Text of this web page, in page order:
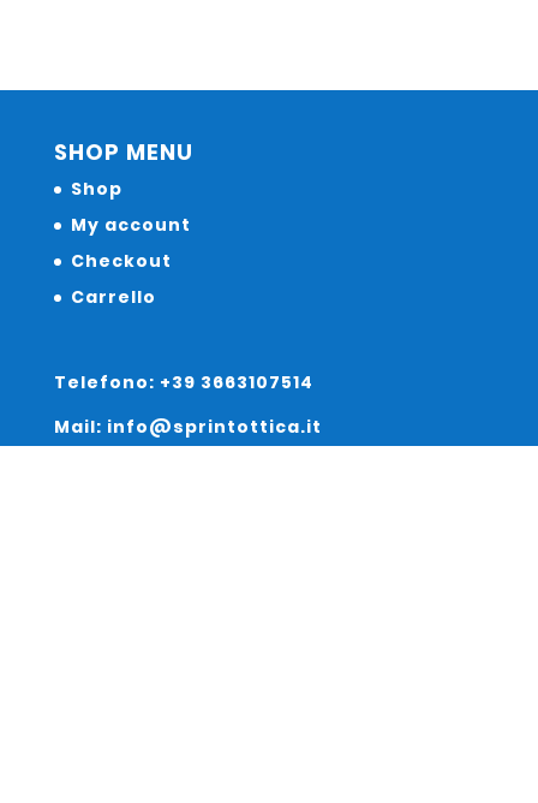
SHOP MENU
Shop
My account
Checkout
Carrello
Telefono: +39 3663107514
Mail: info@sprintottica.it